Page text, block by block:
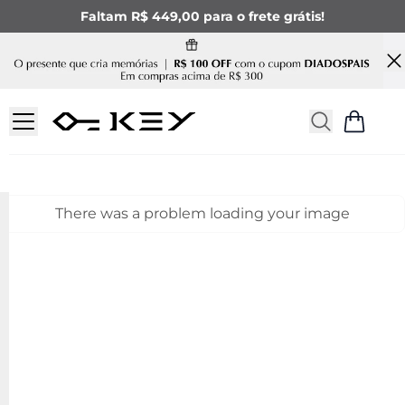
Faltam R$ 449,00 para o frete grátis!
There was a problem loading your image